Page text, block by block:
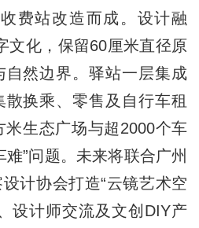
费站改造而成。设计融
文化，保留60厘米直径原
然边界。驿站一层集成
换乘、零售及自行车租
米生态广场与超2000个车
”问题。未来将联合广州
计协会打造“云镜艺术空
设计师交流及文创DIY产